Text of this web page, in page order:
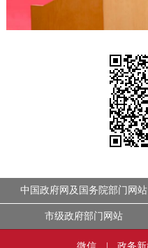
12345网上接诉即办
参与调查
中国政府网及国务院部门网站
市级政府部门网站